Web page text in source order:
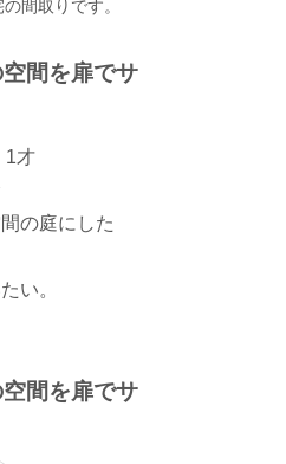
間取りです。
間を扉でサ
1才
の庭にした
い。
間を扉でサ